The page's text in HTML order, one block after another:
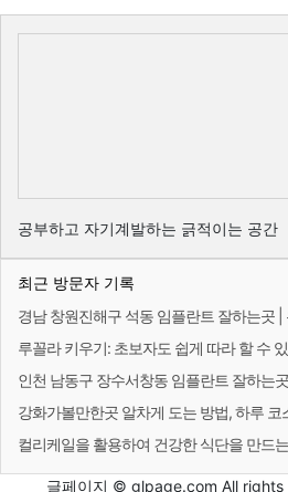
공부하고 자기계발하는 긁적이는 공간
최근 방문자 기록
경남 창원진해구 석동 임플란트 잘하는곳
루꼴라 키우기: 초보자도 쉽게 따라 할 수
인천 남동구 장수서창동 임플란트 잘하는
강화가볼만한곳 알차게 도는 방법, 하루 코
컬리케일을 활용하여 건강한 식단을 만드
글페이지 © glpage.com All